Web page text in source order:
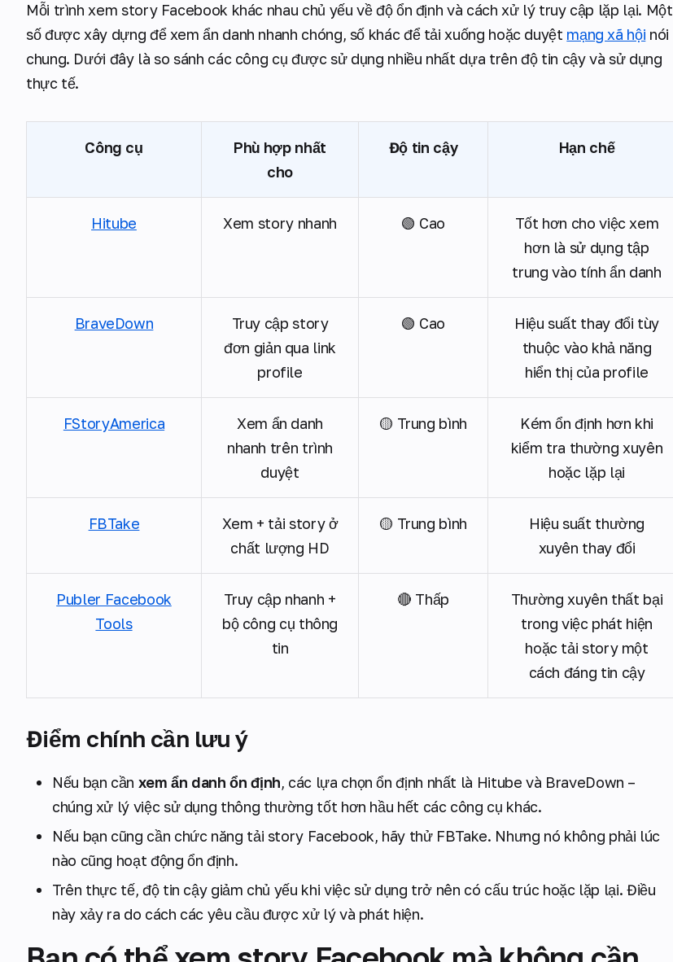
Mỗi trình xem story Facebook khác nhau chủ yếu về độ ổn định và cách xử lý truy cập lặp lại. Một
số được xây dựng để xem ẩn danh nhanh chóng, số khác để tải xuống hoặc duyệt mạng xã hội nói
chung. Dưới đây là so sánh các công cụ được sử dụng nhiều nhất dựa trên độ tin cậy và sử dụng
thực tế.
Công cụ
Phù hợp nhất
cho
Độ tin cậy Hạn chế
Hitube Xem story nhanh 🟢 Cao
Tốt hơn cho việc xem
hơn là sử dụng tập
trung vào tính ẩn danh
BraveDown
Truy cập story
đơn giản qua link
profile
🟢 Cao
Hiệu suất thay đổi tùy
thuộc vào khả năng
hiển thị của profile
FStoryAmerica
Xem ẩn danh
nhanh trên trình
duyệt
🟡 Trung bình
Kém ổn định hơn khi
kiểm tra thường xuyên
hoặc lặp lại
FBTake
Xem + tải story ở
chất lượng HD
🟡 Trung bình
Hiệu suất thường
xuyên thay đổi
Publer Facebook
Tools
Truy cập nhanh +
bộ công cụ thông
tin
🔴 Thấp
Thường xuyên thất bại
trong việc phát hiện
hoặc tải story một
cách đáng tin cậy
Điểm chính cần lưu ý
Nếu bạn cần xem ẩn danh ổn định, các lựa chọn ổn định nhất là Hitube và BraveDown –
chúng xử lý việc sử dụng thông thường tốt hơn hầu hết các công cụ khác.
Nếu bạn cũng cần chức năng tải story Facebook, hãy thử FBTake. Nhưng nó không phải lúc
nào cũng hoạt động ổn định.
Trên thực tế, độ tin cậy giảm chủ yếu khi việc sử dụng trở nên có cấu trúc hoặc lặp lại. Điều
này xảy ra do cách các yêu cầu được xử lý và phát hiện.